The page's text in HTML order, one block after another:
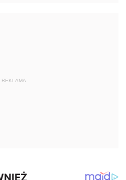
REKLAMA